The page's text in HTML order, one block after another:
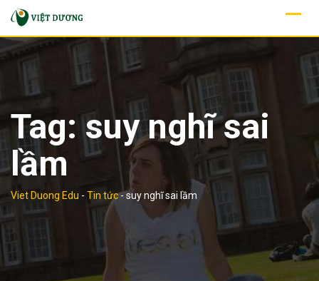
Skip
content
Tag:suy nghĩ sai
lầm
Viet Duong Edu - Tin tức- suy nghĩ sai lầm